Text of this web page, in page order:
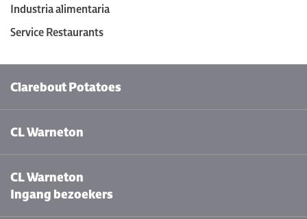
Industria alimentaria
Service Restaurants
Clarebout Potatoes
CL Warneton
CL Warneton
Ingang bezoekers